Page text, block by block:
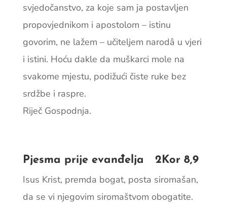
svjedočanstvo, za koje sam ja postavljen
propovjednikom i apostolom – istinu
govorim, ne lažem – učiteljem narodâ u vjeri
i istini. Hoću dakle da muškarci mole na
svakome mjestu, podižući čiste ruke bez
srdžbe i raspre.
Riječ Gospodnja.
Pjesma prije evanđelja 2Kor 8,9
Isus Krist, premda bogat, posta siromašan,
da se vi njegovim siromaštvom obogatite.